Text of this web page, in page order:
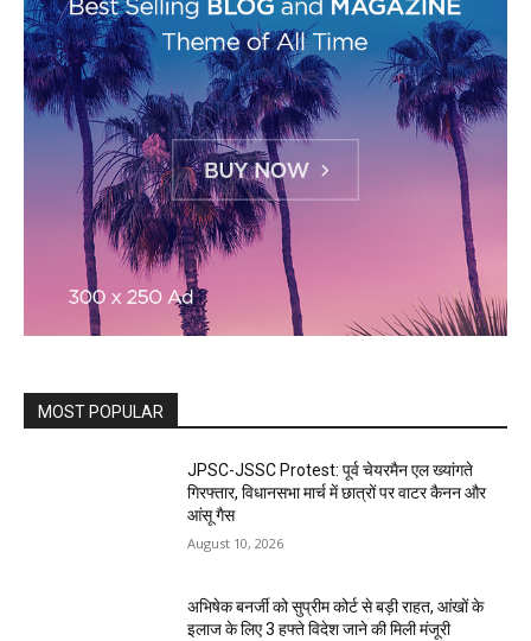
MOST POPULAR
JPSC-JSSC Protest: पूर्व चेयरमैन एल ख्यांगते
गिरफ्तार, विधानसभा मार्च में छात्रों पर वाटर कैनन और
आंसू गैस
August 10, 2026
अभिषेक बनर्जी को सुप्रीम कोर्ट से बड़ी राहत, आंखों के
इलाज के लिए 3 हफ्ते विदेश जाने की मिली मंजूरी